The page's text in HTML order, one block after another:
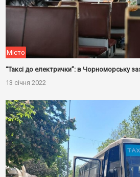
Місто
13 січня 2022